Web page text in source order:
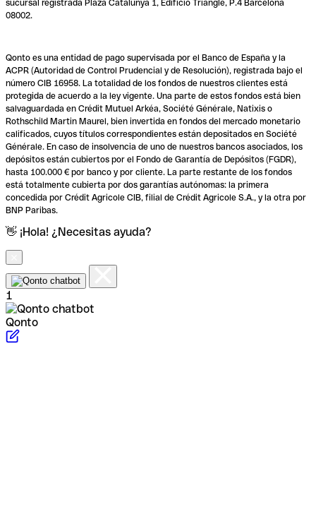
sucursal registrada Plaza Catalunya 1, Edificio Triangle, P.4 Barcelona
08002.
Qonto es una entidad de pago supervisada por el Banco de España y la
ACPR (Autoridad de Control Prudencial y de Resolución), registrada bajo el
número CIB 16958. La totalidad de los fondos de nuestros clientes está
protegida de acuerdo a la ley vigente. Una parte de estos fondos está bien
salvaguardada en Crédit Mutuel Arkéa, Société Générale, Natixis o
Rothschild Martin Maurel, bien invertida en fondos del mercado monetario
calificados, cuyos títulos correspondientes están depositados en Société
Générale. En caso de insolvencia de uno de nuestros bancos asociados, los
depósitos están cubiertos por el Fondo de Garantía de Depósitos (FGDR),
hasta 100.000 € por banco y por cliente. La parte restante de los fondos
está totalmente cubierta por dos garantías autónomas: la primera
concedida por Crédit Agricole CIB, filial de Crédit Agricole S.A., y la otra por
BNP Paribas.
👋 ¡Hola! ¿Necesitas ayuda?
1
Qonto